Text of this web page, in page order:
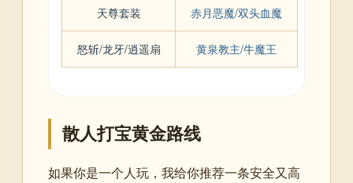
天尊套装 赤月恶魔/双头血魔
怒斩/龙牙/逍遥扇 黄泉教主/牛魔王
散人打宝黄金路线
如果你是一个人玩，我给你推荐一条安全又高